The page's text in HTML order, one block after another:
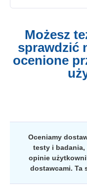
Możesz
sprawdzić
ocenione
Oceniamy
testy i badania,
opinie
dostawcami. Ta